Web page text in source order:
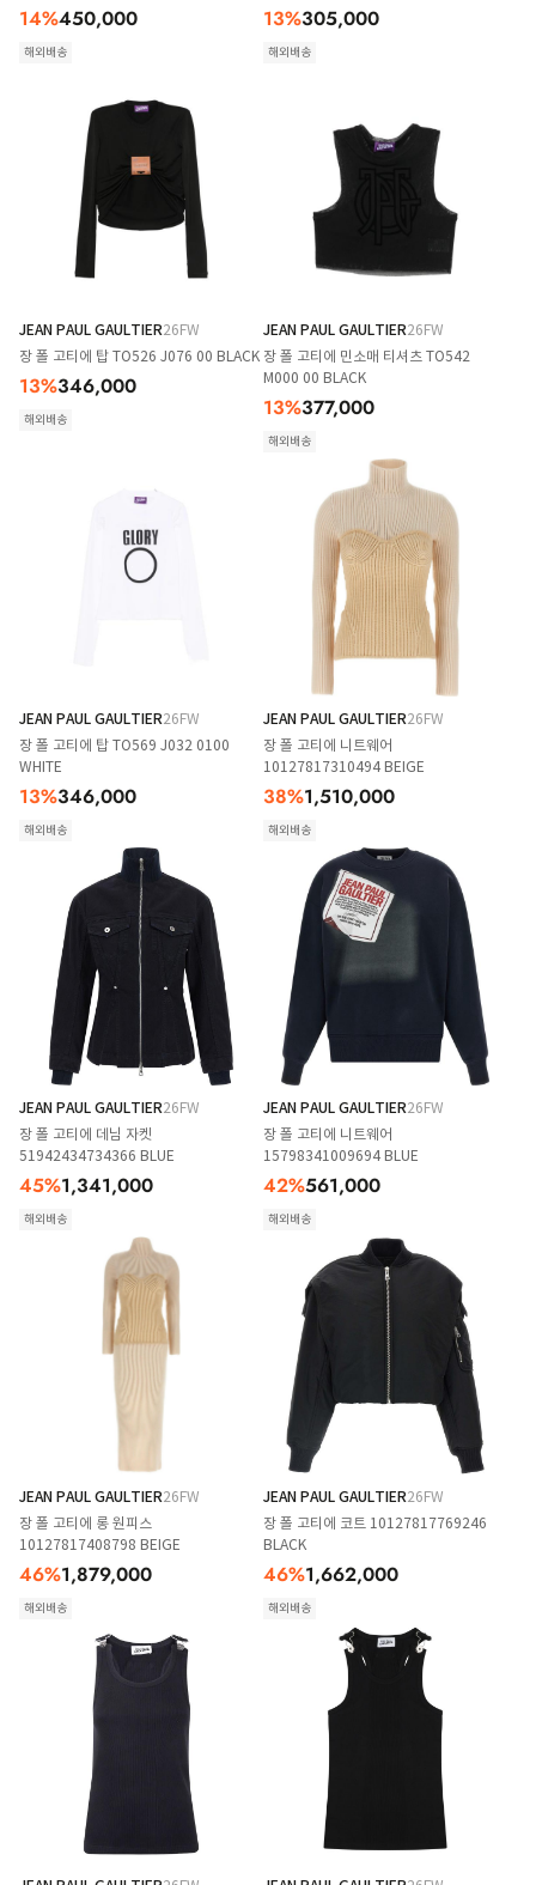
14%450,000
해외배송
13%305,000
해외배송
JEAN PAUL GAULTIER26FW
장 폴 고티에 탑 TO526 J076 00 BLACK
13%346,000
해외배송
JEAN PAUL GAULTIER26FW
장 폴 고티에 민소매 티셔츠 TO542
M000 00 BLACK
13%377,000
해외배송
JEAN PAUL GAULTIER26FW
장 폴 고티에 탑 TO569 J032 0100
WHITE
13%346,000
해외배송
JEAN PAUL GAULTIER26FW
장 폴 고티에 니트웨어
10127817310494 BEIGE
38%1,510,000
해외배송
JEAN PAUL GAULTIER26FW
장 폴 고티에 데님 자켓
51942434734366 BLUE
45%1,341,000
해외배송
JEAN PAUL GAULTIER26FW
장 폴 고티에 니트웨어
15798341009694 BLUE
42%561,000
해외배송
JEAN PAUL GAULTIER26FW
장 폴 고티에 롱 원피스
10127817408798 BEIGE
46%1,879,000
해외배송
JEAN PAUL GAULTIER26FW
장 폴 고티에 코트 10127817769246
BLACK
46%1,662,000
해외배송